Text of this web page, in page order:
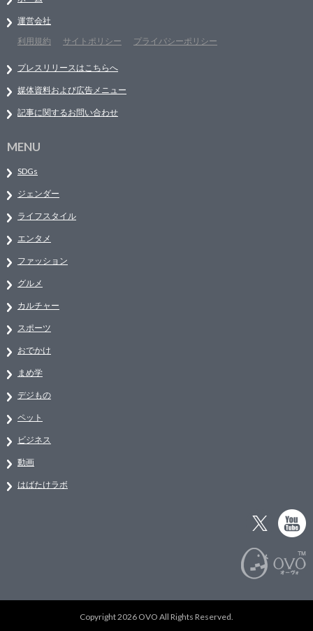
運営会社
利用規約
サイトポリシー プライバシーポリシー
プレスリリースはこちらへ
媒体資料および広告メニュー
記事に関するお問い合わせ
MENU
SDGs
ジェンダー
ライフスタイル
エンタメ
ファッション
グルメ
カルチャー
スポーツ
おでかけ
まめ学
デジもの
ペット
ビジネス
動画
はばたけラボ
Copyright 2026 OVO All Rights Reserved.